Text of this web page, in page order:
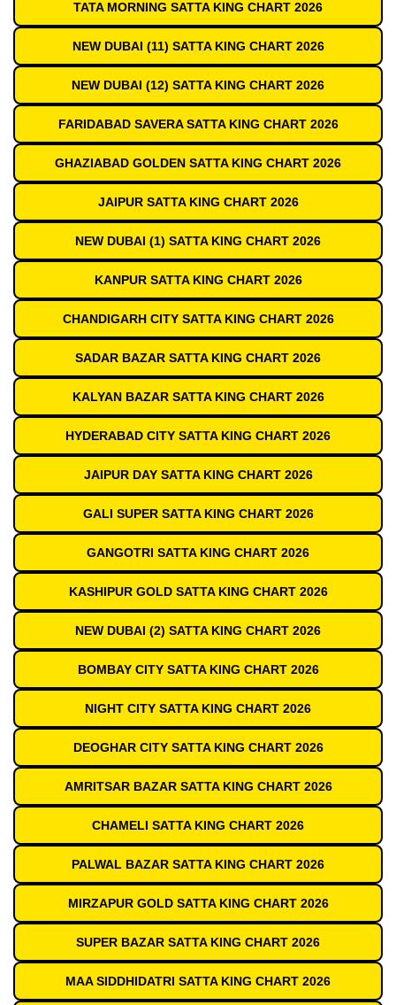
TATA MORNING SATTA KING CHART 2026
NEW DUBAI (11) SATTA KING CHART 2026
NEW DUBAI (12) SATTA KING CHART 2026
FARIDABAD SAVERA SATTA KING CHART 2026
GHAZIABAD GOLDEN SATTA KING CHART 2026
JAIPUR SATTA KING CHART 2026
NEW DUBAI (1) SATTA KING CHART 2026
KANPUR SATTA KING CHART 2026
CHANDIGARH CITY SATTA KING CHART 2026
SADAR BAZAR SATTA KING CHART 2026
KALYAN BAZAR SATTA KING CHART 2026
HYDERABAD CITY SATTA KING CHART 2026
JAIPUR DAY SATTA KING CHART 2026
GALI SUPER SATTA KING CHART 2026
GANGOTRI SATTA KING CHART 2026
KASHIPUR GOLD SATTA KING CHART 2026
NEW DUBAI (2) SATTA KING CHART 2026
BOMBAY CITY SATTA KING CHART 2026
NIGHT CITY SATTA KING CHART 2026
DEOGHAR CITY SATTA KING CHART 2026
AMRITSAR BAZAR SATTA KING CHART 2026
CHAMELI SATTA KING CHART 2026
PALWAL BAZAR SATTA KING CHART 2026
MIRZAPUR GOLD SATTA KING CHART 2026
SUPER BAZAR SATTA KING CHART 2026
MAA SIDDHIDATRI SATTA KING CHART 2026